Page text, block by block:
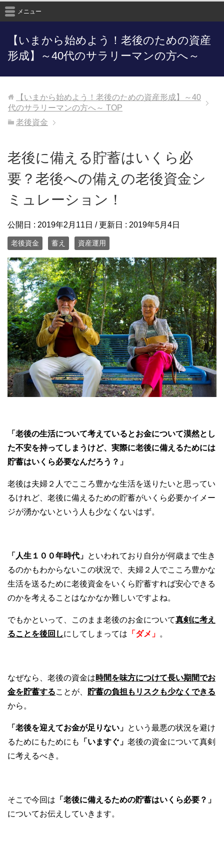
【いまから始めよう！老後のための資産
形成】～40代のサラリーマンの方へ～
メニュー
【いまから始めよう！老後のための資産形成】～40
代のサラリーマンの方へ～ TOP
老後資金
老後に備える貯蓄はいくら必
要？老後への備えの老後資金シ
ミュレーション！
公開日 : 2019年2月11日 / 更新日 : 2019年5月4日
老後資金 蓄え 資産運用
「老後の生活について考えているとお金について漠然とし
た不安を持ってしまうけど、実際に老後に備えるためには
貯蓄はいくら必要なんだろう？」
老後は夫婦２人でこころ豊かな生活を送りたいと思ってい
るけれど、老後に備えるための貯蓄がいくら必要かイメー
ジが湧かないという人も少なくないはず。
「人生１００年時代」 といわれており自分が何歳まで生き
るのかもわからないこの状況で、夫婦２人でこころ豊かな
生活を送るために老後資金をいくら貯蓄すれば安心できる
のかを考えることはなかなか難しいですよね。
でもかといって、このまま老後のお金について真剣に考え
ることを後回しにしてしまっては 「ダメ」 。
なぜなら、老後の資金は時間を味方につけて長い期間でお
金を貯蓄することが、 貯蓄の負担もリスクも少なくできる
から。
「老後を迎えてお金が足りない」 という最悪の状況を避け
るためにもためにも
「いますぐ」 老後の資金について真剣
に考えるべき。
そこで今回は 「老後に備えるための貯蓄はいくら必要？」
についてお伝えしていきます。